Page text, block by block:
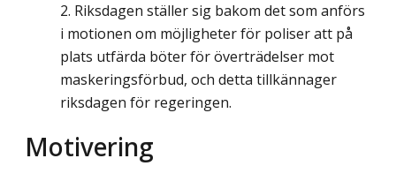
Riksdagen ställer sig bakom det som anförs
i motionen om möjligheter för poliser att på
plats utfärda böter för överträdelser mot
maskeringsförbud, och detta tillkännager
riksdagen för regeringen.
Motivering